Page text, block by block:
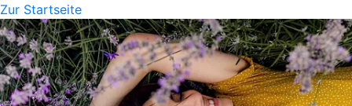
Zur Startseite